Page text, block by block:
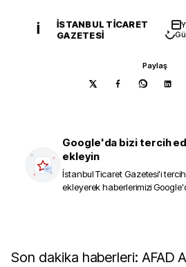
İ
İSTANBUL TICARET
GAZETESI
Paylaş
Google'da bizi tercih
ekleyin
İstanbul Ticaret Gazetesi'i
ekleyerek haberlerimizi
Son dakika haberleri: AFAD Akdeniz'de 3.8